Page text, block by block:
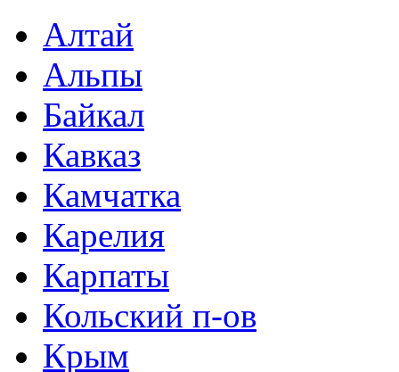
Алтай
Альпы
Байкал
Кавказ
Камчатка
Карелия
Карпаты
Кольский п-ов
Крым